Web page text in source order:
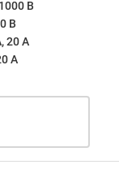
В
В
20 А
А